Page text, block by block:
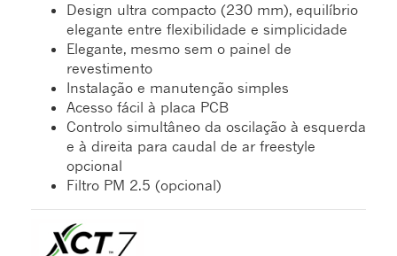
Design ultra compacto (230 mm), equilíbrio
elegante entre flexibilidade e simplicidade
Elegante, mesmo sem o painel de
revestimento
Instalação e manutenção simples
Acesso fácil à placa PCB
Controlo simultâneo da oscilação à esquerda
e à direita para caudal de ar freestyle
opcional
Filtro PM 2.5 (opcional)